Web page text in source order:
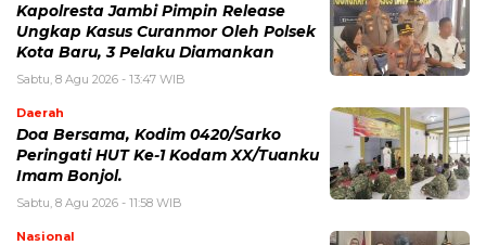
Kapolresta Jambi Pimpin Release
Ungkap Kasus Curanmor Oleh Polsek
Kota Baru, 3 Pelaku Diamankan
Sabtu, 8 Agu 2026 - 13:47 WIB
Daerah
Doa Bersama, Kodim 0420/Sarko
Peringati HUT Ke-1 Kodam XX/Tuanku
Imam Bonjol.
Sabtu, 8 Agu 2026 - 11:58 WIB
Nasional